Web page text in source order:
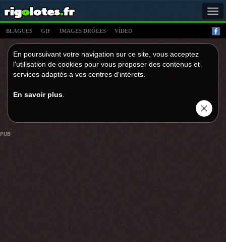
BLAGUES GIF IMAGES DRÔLES VÍDEO
En poursuivant votre navigation sur ce site, vous acceptez
l'utilisation de cookies pour vous proposer des contenus et
services adaptés a vos centres d'intérets.
En savoir plus
PUB